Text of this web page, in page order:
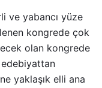
ve yabancı yüze
kongrede çok
olan kongrede
yaklaşık elli ana